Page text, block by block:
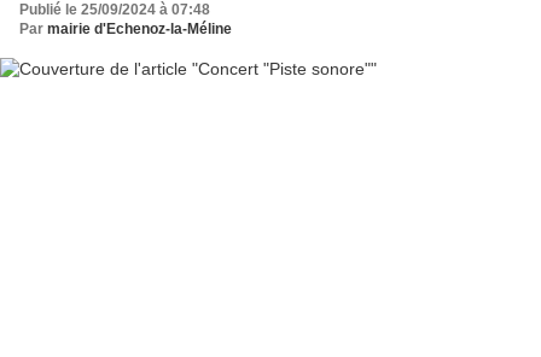
Publié le 25/09/2024 à 07:48
Par mairie d'Echenoz-la-Méline